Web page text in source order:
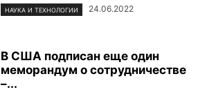
НАУКА И ТЕХНОЛОГИИ 24.06.2022
В США подписан еще один
меморандум о сотрудничестве
–...